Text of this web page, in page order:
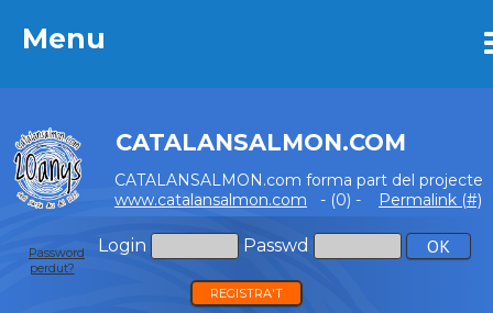
Menu
CATALANSALMON.COM
CATALANSALMON.com forma part del projecte
www.catalansalmon.com - (0) - Permalink (#)
Login Passwd
Password
perdut?
REGISTRA'T
Menu